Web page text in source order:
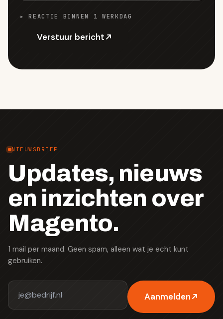
▸ REACTIE BINNEN 1 WERKDAG
Verstuur bericht
NIEUWSBRIEF
Updates, nieuws
en inzichten over
Magento.
1 mail per maand. Geen spam, alleen wat je echt kunt
gebruiken.
Aanmelden